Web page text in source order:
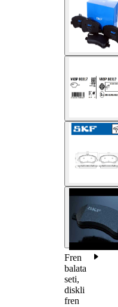
Fren
balata
seti,
diskli
fren